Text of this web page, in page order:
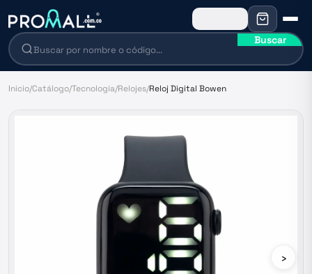
Buscar
Inicio/Catálogo/Tecnología/Relojes/Reloj Digital Bowen
›